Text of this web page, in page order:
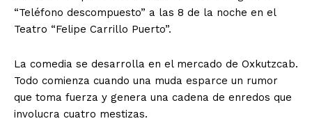
“Teléfono descompuesto” a las 8 de la noche en el
Teatro “Felipe Carrillo Puerto”.
La comedia se desarrolla en el mercado de Oxkutzcab.
Todo comienza cuando una muda esparce un rumor
que toma fuerza y genera una cadena de enredos que
involucra cuatro mestizas.